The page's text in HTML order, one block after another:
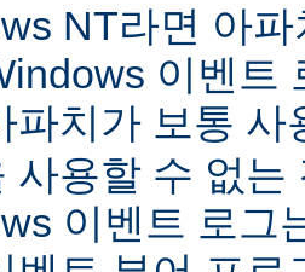
NT라면 아
이벤트
파치가 보통
사용할 수 없는
이벤트 로그